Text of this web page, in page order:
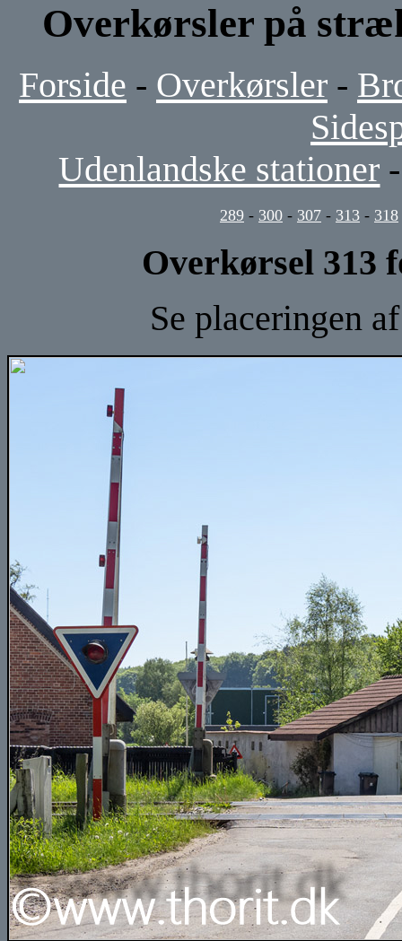
Overkørsler på
Forside - Overkørsler -
Udenlandske stationer
289 - 300 - 307 - 313 - 318
Overkørsel 313
Se placeringen